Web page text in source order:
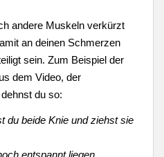
andere Muskeln verkürzt
an deinen Schmerzen
sein. Zum Beispiel der
dem Video, der
du so:
du beide Knie und ziehst sie
entspannt liegen.